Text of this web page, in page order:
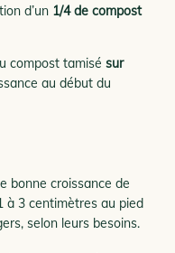
d’un 1/4 de compost
compost tamisé sur
au début du
bonne croissance de
à 3 centimètres au pied
selon leurs besoins.